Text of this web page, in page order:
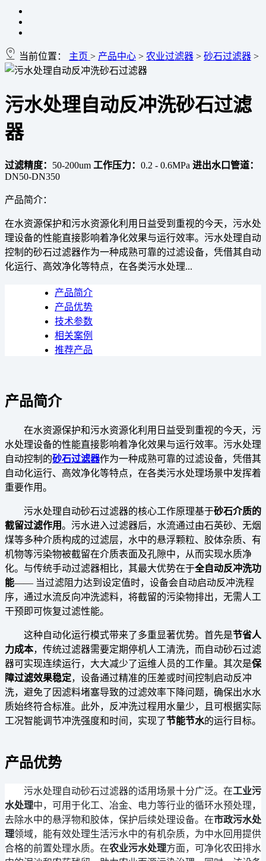
当前位置： 主页 > 产品中心 > 农业过滤器 > 砂石过滤器 >
污水处理自动反冲洗砂石过滤
器
过滤精度： 50-200um 工作压力： 0.2 - 0.6MPa 进出水口管道：
DN50-DN350
产品简介：
在水资源保护和污水资源化利用日益受到重视的今天，污水处
理设备的性能直接影响着净化效果与运行效率。污水处理自动
控制的砂石过滤器作为一种成熟可靠的过滤设备，凭借其自动
化运行、高效净化等特点，在各类污水处理...
产品简介
产品优势
技术参数
相关案例
推荐产品
产品简介
在水资源保护和污水资源化利用日益受到重视的今天，污
水处理设备的性能直接影响着净化效果与运行效率。污水处理
自动控制的砂石过滤器作为一种成熟可靠的过滤设备，凭借其
自动化运行、高效净化等特点，在各类污水处理场景中发挥着
重要作用。
污水处理自动砂石过滤器的核心工作原理基于砂石介质的
截留过滤作用。污水进入过滤器后，水流通过由石英砂、无烟
煤等多种介质构成的过滤层，水中的悬浮颗粒、胶体杂质、有
机物等污染物被截留在介质表面及孔隙中，从而实现水质净
化。与传统手动过滤器相比，其最大优势在于全自动反冲洗功
能—— 当过滤阻力达到设定值时，设备会自动启动反冲洗程
序，通过水流反向冲洗滤料，将截留的污染物排出，无需人工
干预即可恢复过滤性能。
这种自动化运行模式带来了多重显著优势。首先是节省人
力成本，传统过滤器需要定期停机人工清洗，而自动砂石过滤
器可实现连续运行，大大减少了运维人员的工作量。其次是保
障过滤效果稳定，设备通过精准的压差或时间控制启动反冲
洗，避免了因滤料堵塞导致的过滤效率下降问题，确保出水水
质始终符合标准。此外，反冲洗过程用水量少，且可根据实际
工况智能调节冲洗强度和时间，实现了节能节水的运行目标。
产品优势
污水处理自动砂石过滤器的适用场景十分广泛。在工业污
水处理中，可用于化工、冶金、电力等行业的循环水预处理，
去除水中的悬浮物和胶体，保护后续处理设备。在市政污水处
理领域，能有效处理生活污水中的有机杂质，为中水回用提供
合格的前置处理水质。在农业污水处理方面，可净化农田排水